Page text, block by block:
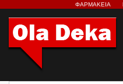
ΦΑΡΜΑΚΕΙΑ